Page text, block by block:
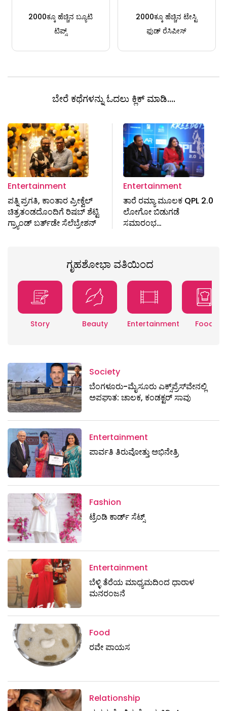
2000ಕ್ಕೂ ಹೆಚ್ಚಿನ ಬ್ಯೂಟಿ
ಟಿಪ್ಸ್
2000ಕ್ಕೂ ಹೆಚ್ಚಿನ ಟೇಸ್ಟಿ
ಫುಡ್ ರೆಸಿಪೀಸ್
ಬೇರೆ ಕಥೆಗಳನ್ನು ಓದಲು ಕ್ಲಿಕ್ ಮಾಡಿ....
Entertainment
ಪತ್ನಿ ಪ್ರಗತಿ, ಕಾಂತಾರ ಪ್ರೀಕ್ವೆಲ್
ಚಿತ್ರತಂಡದೊಂದಿಗೆ ರಿಷಬ್ ಶೆಟ್ಟಿ
ಗ್ರ್ಯಾಂಡ್​​ ಬರ್ತ್​ಡೇ ಸೆಲೆಬ್ರೇಶನ್
Entertainment
ತಾರೆ ರಮ್ಯಾ ಮೂಲಕ QPL 2.0
ಲೋಗೋ ಬಿಡುಗಡೆ
ಸಮಾರಂಭ…
ಗೃಹಶೋಭಾ ವತಿಯಿಂದ
Story Beauty Entertainment Food
Society
ಬೆಂಗಳೂರು-ಮೈಸೂರು ಎಕ್ಸ್​ಪ್ರೆಸ್‌ವೇನಲ್ಲಿ
ಅಪಘಾತ: ಚಾಲಕ, ಕಂಡಕ್ಟರ್ ಸಾವು
Entertainment
ಪಾರ್ವತಿ ತಿರುವೋತ್ತು ಅಭಿನೇತ್ರಿ
Fashion
ಟ್ರೆಂಡಿ ಕಾರ್ಡ್‌ ಸೆಟ್ಸ್
Entertainment
ಬೆಳ್ಳಿ ತೆರೆಯ ಮಾಧ್ಯಮದಿಂದ ಧಾರಾಳ
ಮನರಂಜನೆ
Food
ರವೇ ಪಾಯಸ
Relationship